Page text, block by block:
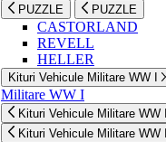
PUZZLE PUZZLE
CASTORLAND
REVELL
HELLER
Kituri Vehicule Militare WW I
Militare WW I
Kituri Vehicule Militare WW I
Kituri Vehicule Militare WW I